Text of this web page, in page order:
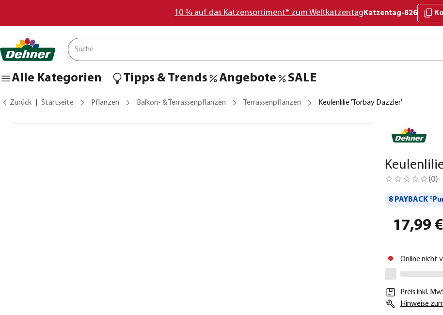
10 % auf das Katzensortiment* zum Weltkatzentag Katzentag-826
Alle Kategorien Tipps & Trends Angebote SALE
Zurück Startseite Pflanzen Balkon- & Terrassenpflanzen Terrassenpflanzen Keulenlilie 'Torbay Dazzler'
(0)
8 PAYBACK
17,99 €
Online nicht
Preis inkl.
Hinweise